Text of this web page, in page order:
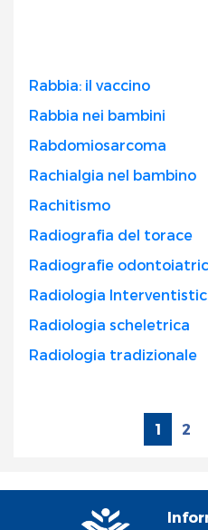
Rabbia: il vaccino
Rabbia nei bambini
Rabdomiosarcoma
Rachialgia nel bambino
Rachitismo
Radiografia del torace
Radiografie
Radiologia
Radiologia scheletrica
Radiologia tradizionale
1 2